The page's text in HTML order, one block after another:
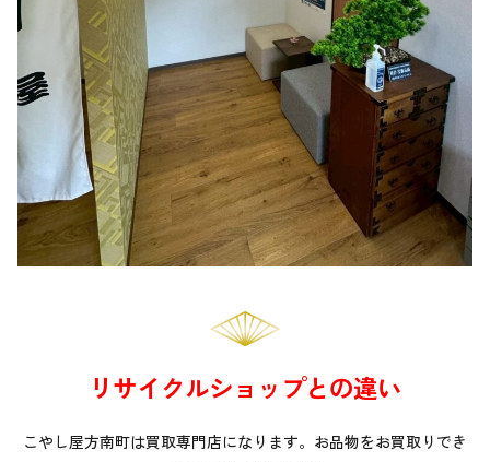
リサイクルショップとの違い
こやし屋方南町は買取専門店になります。お品物をお買取りでき